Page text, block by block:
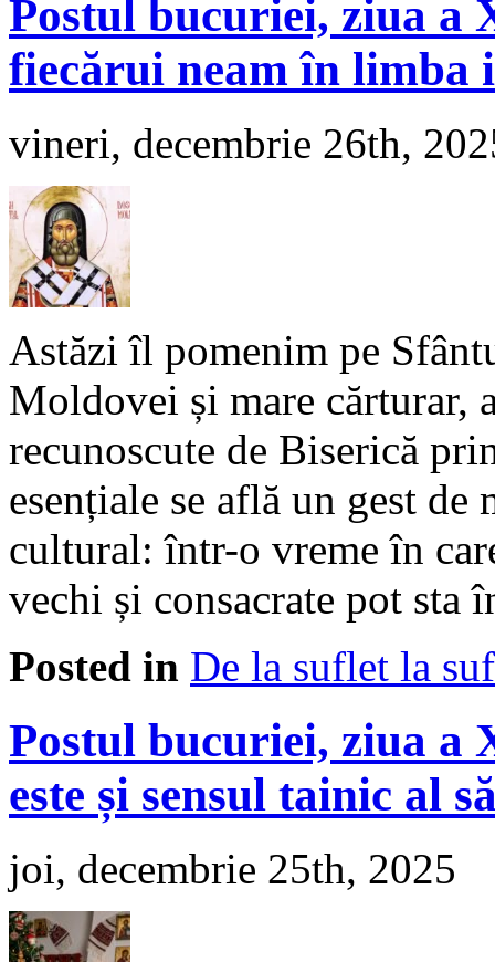
Postul bucuriei, ziua a
fiecărui neam în limba
vineri, decembrie 26th,
Astăzi îl pomenim pe
Moldovei și mare cărturar,
recunoscute de Biserică
esențiale se află un gest
cultural: într-o vreme în
vechi și consacrate pot
Posted in De la suflet la
Postul bucuriei, ziua a
este și sensul tainic al
joi, decembrie 25th, 2025